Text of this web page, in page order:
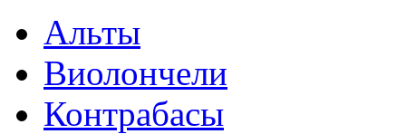
Альты
Виолончели
Контрабасы